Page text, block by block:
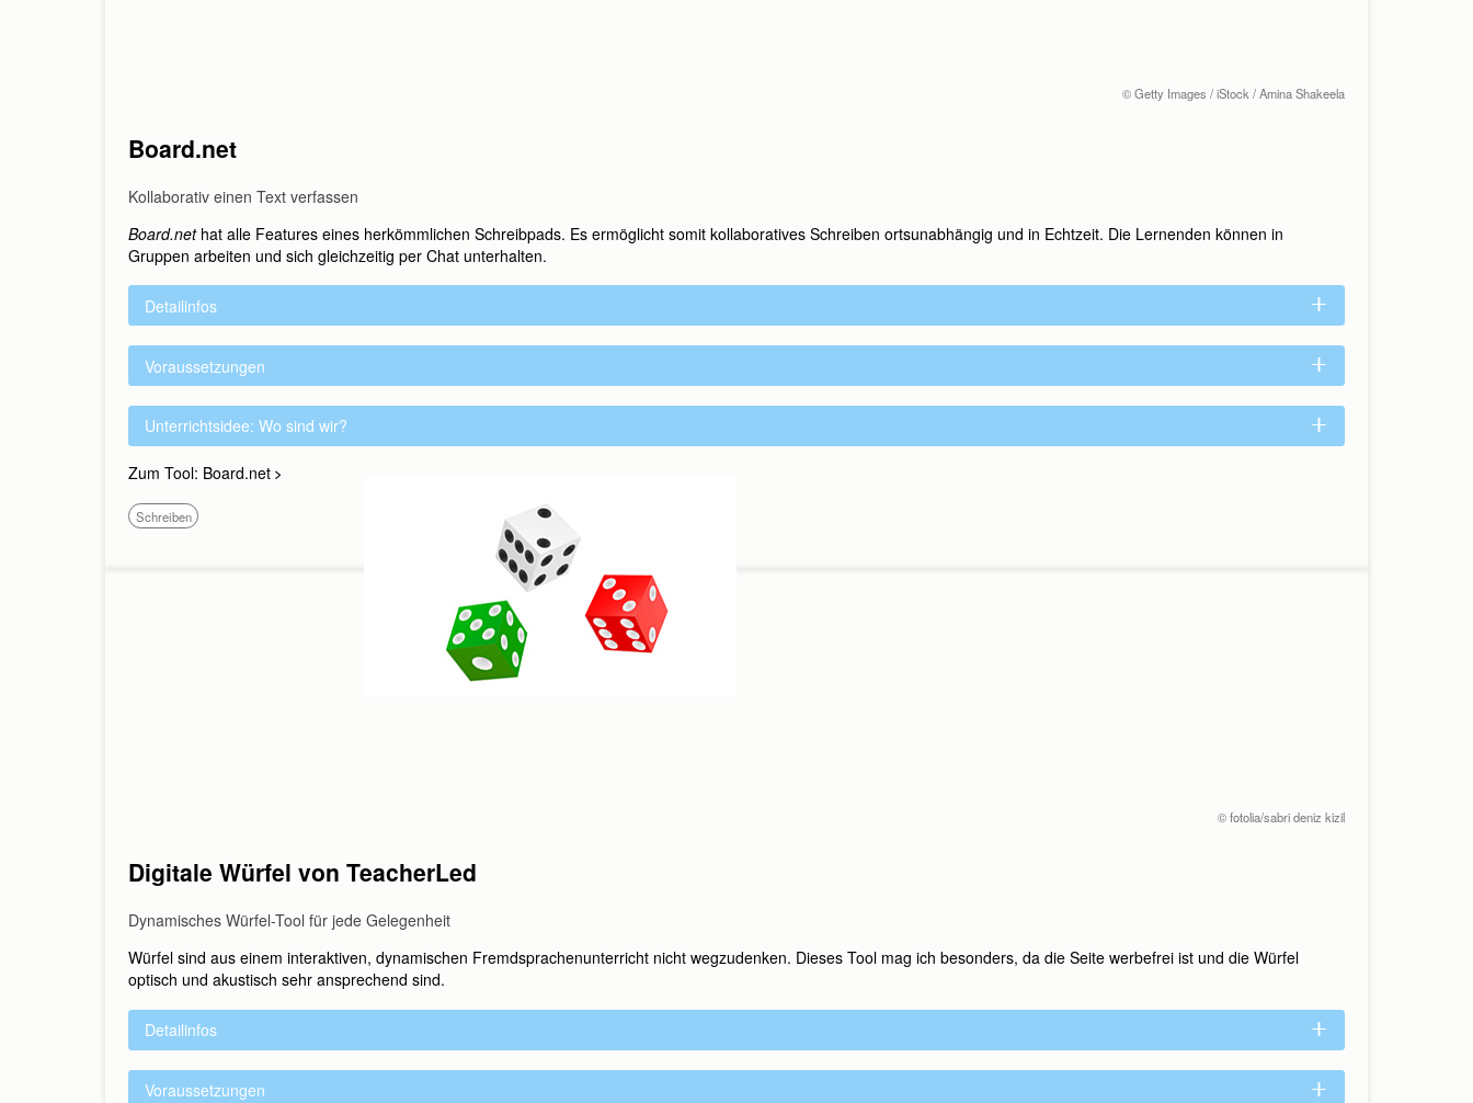
© Getty Images / iStock / Amina Shakeela
Board.net
Kollaborativ einen Text verfassen
Board.nethat alle Features eines herkömmlichen Schreibpads. Es ermöglicht somit kollaboratives Schreiben ortsunabhängig und in Echtzeit. Die Lernenden können in
Gruppen arbeiten und sich gleichzeitig per Chat unterhalten.
Detailinfos
Voraussetzungen
Unterrichtsidee: Wo sind wir?
Zum Tool: Board.net
Schreiben
© fotolia/sabri deniz kizil
Digitale Würfel von TeacherLed
Dynamisches Würfel-Tool für jede Gelegenheit
Würfel sind aus einem interaktiven, dynamischen Fremdsprachenunterricht nicht wegzudenken. Dieses Tool mag ich besonders, da die Seite werbefrei ist und die Würfel
optisch und akustisch sehr ansprechend sind.
Detailinfos
Voraussetzungen
Wir beraten Sie gern, rufen Sie uns an: Tel. +49 (0)89 / 96 02 96 03
Montag bis Donnerstag: 9:00 bis 17:00 Uhr, Freitag: 9:00 bis 16:00 Uhr
Anrede:
Frau